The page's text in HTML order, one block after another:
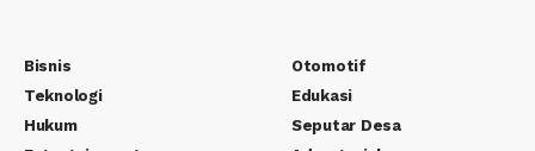
Bisnis
Teknologi
Hukum
Otomotif
Edukasi
Seputar Desa